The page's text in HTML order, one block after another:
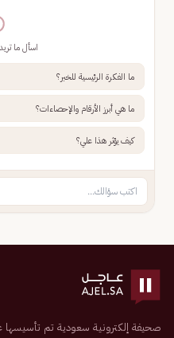
اسأل ما
ما الفكرة الرئيسية للخبر؟
ما هي أبرز الأرقام والإحصاءات؟
كيف يؤثر هذا علي؟